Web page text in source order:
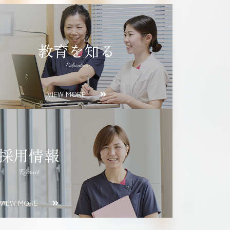
教育を知る
Education
VIEW MORE
用情報
Recruit
MORE